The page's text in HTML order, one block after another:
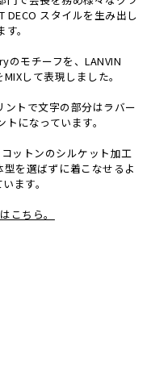
DECO スタイルを生み出し
。
のモチーフを、LANVIN
して表現しました。
トで文字の部分はラバー
になっています。
ットンのシルケット加工
を選ばずに着こなせるよ
ます。
こちら。